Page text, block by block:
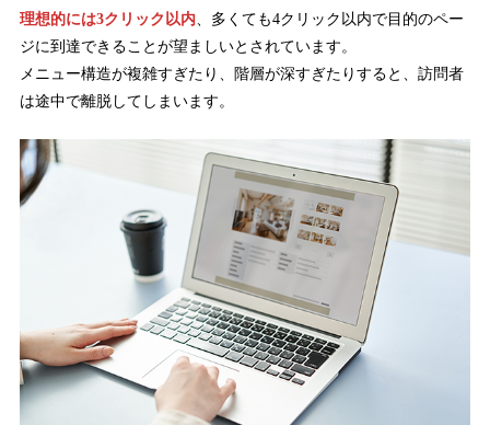
理想的には3クリック以内、多くても4クリック以内で目的のペー
ジに到達できることが望ましいとされています。
メニュー構造が複雑すぎたり、階層が深すぎたりすると、訪問者
は途中で離脱してしまいます。